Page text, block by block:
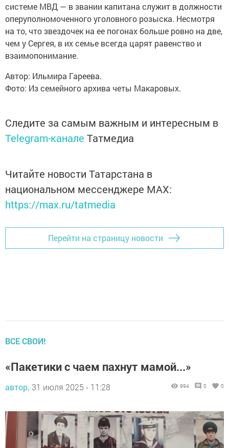
системе МВД — в звании капитана служит в должности
оперуполномоченного уголовного розыска. Несмотря
на то, что звездочек на ее погонах больше ровно на две,
чем у Сергея, в их семье всегда царят равенство и
взаимопонимание.
Автор: Ильмира Гареева.
Фото: Из семейного архива четы Макаровых.
Следите за самым важным и интересным в
Telegram-канале Татмедиа
Читайте новости Татарстана в
национальном мессенджере MАХ:
https://max.ru/tatmedia
Перейти на страницу новости
ВСЕ СВОИ!
«Пакетики с чаем пахнут мамой...»
автор, 31 июля 2025 - 11:28 994 0 0